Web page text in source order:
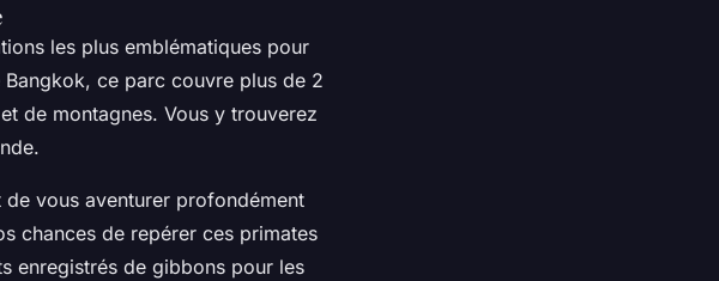
les plus emblématiques pour
ce parc couvre plus de 2
de montagnes. Vous y trouverez
vous aventurer profondément
chances de repérer ces primates
enregistrés de gibbons pour les